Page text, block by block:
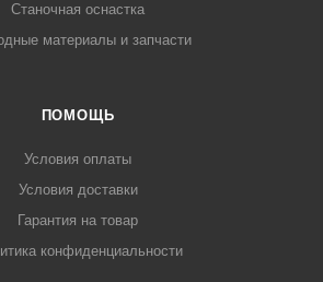
Станочная оснастка
материалы и запчасти
ПОМОЩЬ
Условия оплаты
Условия доставки
Гарантия на товар
конфиденциальности